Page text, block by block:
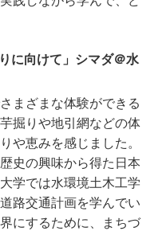
に向けて」シマダ＠水
まざまな体験ができる
掘りや地引網などの体
や恵みを感じました。
史の興味から得た日本
学では水環境土木工学
路交通計画を学んでい
にするために、まちづ